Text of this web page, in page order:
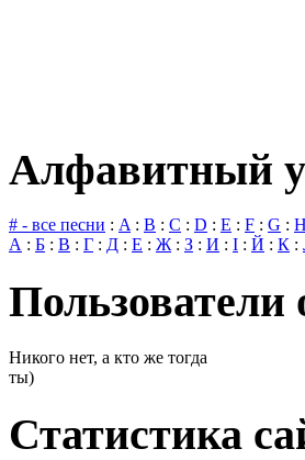
Алфавитный
# - все песни : A: B : C : D : E : F : G : H
А : Б : В : Г : Д : Е : Ж: З : И : І : Й : К :
Пользователи
Никого нет, а кто же тогда
ты)
Статистика